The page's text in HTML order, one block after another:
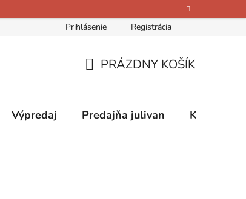
Kontakty O nás Hodnotenie obchodu
Prihlásenie Registrácia
KOŠÍK
PRÁZDNY KOŠÍK
Výpredaj Predajňa julivan Kontakty